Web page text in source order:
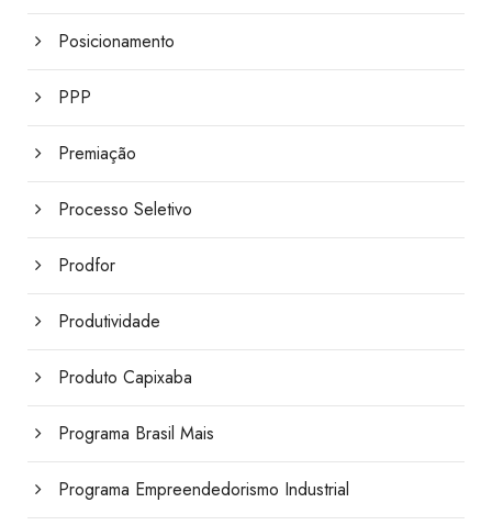
Posicionamento
PPP
Premiação
Processo Seletivo
Prodfor
Produtividade
Produto Capixaba
Programa Brasil Mais
Programa Empreendedorismo Industrial